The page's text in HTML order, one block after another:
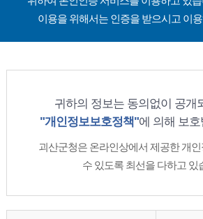
이용을 위해서는 인증을 받으시고 이
귀하의 정보는 동의없이 공개
"개인정보보호정책"에 의해 보
괴산군청은 온라인상에서 제공한 개
수 있도록 최선을 다하고 있